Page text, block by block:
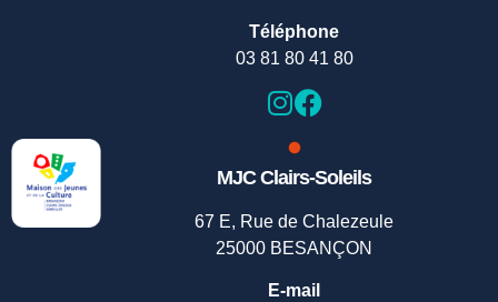
Téléphone
03 81 80 41 80
MJC Clairs-Soleils
67 E, Rue de Chalezeule
25000 BESANÇON
E-mail